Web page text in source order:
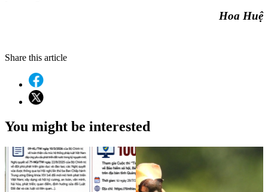
Hoa Huệ
Share this article
You might be interested